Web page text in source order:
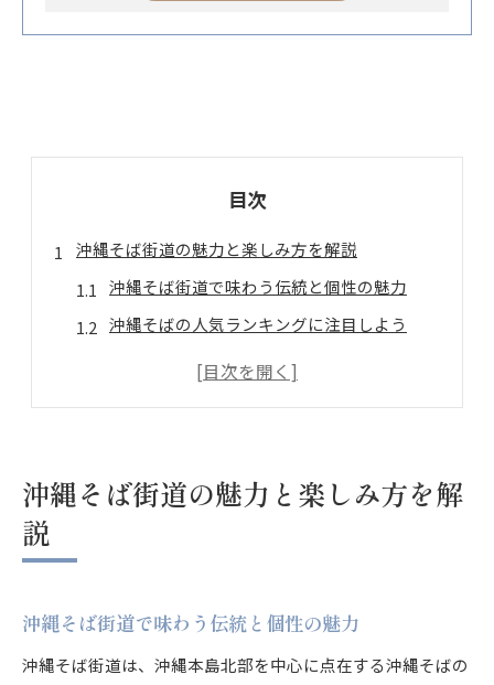
目次
沖縄そば街道の魅力と楽しみ方を解説
沖縄そば街道で味わう伝統と個性の魅力
沖縄そばの人気ランキングに注目しよう
家族で沖縄そば街道を満喫するコツ
家族旅行で楽しむ沖縄そば街道の魅力
沖縄そば街道で安心して食べ歩きしよう
沖縄そば街道ランキングを活かした体験
沖縄そば街道の魅力と楽しみ方を解
説
沖縄そば街道で味わう伝統と個性の魅力
沖縄そば街道は、沖縄本島北部を中心に点在する沖縄そばの